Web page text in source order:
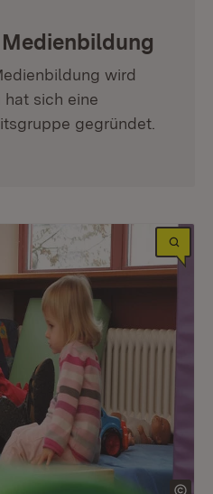
wird
sich eine
gegründet.